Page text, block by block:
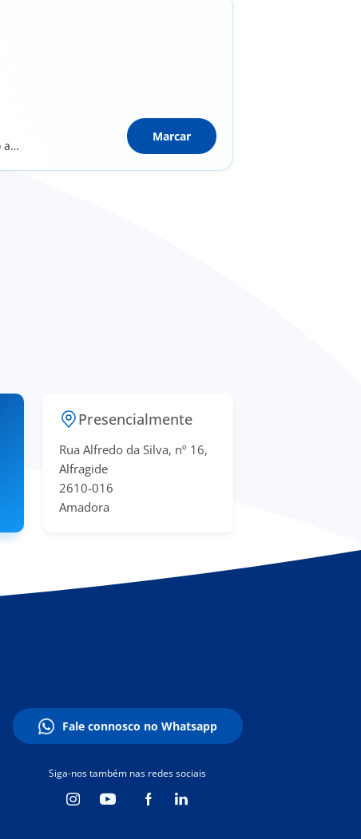
a
Marcar
Presencialmente
Rua Alfredo da Silva, nº 16,
Alfragide
2610-016
Amadora
Fale connosco no Whatsapp
Siga-nos também nas redes sociais